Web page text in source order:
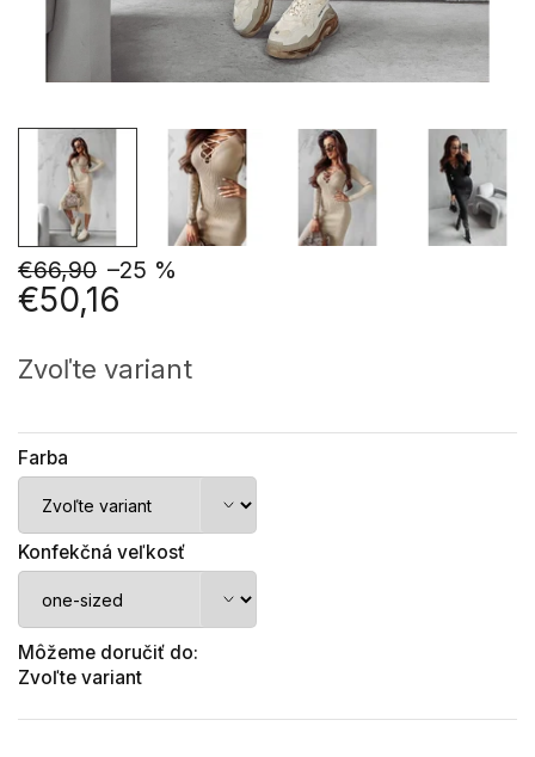
€66,90 –25 %
€50,16
cena:
Zvoľte variant
Farba
Konfekčná veľkosť
Môžeme doručiť do:
Zvoľte variant